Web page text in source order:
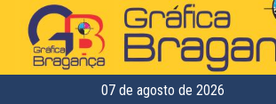
07 de agosto de 2026